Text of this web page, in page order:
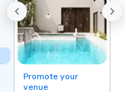
Promote your
venue